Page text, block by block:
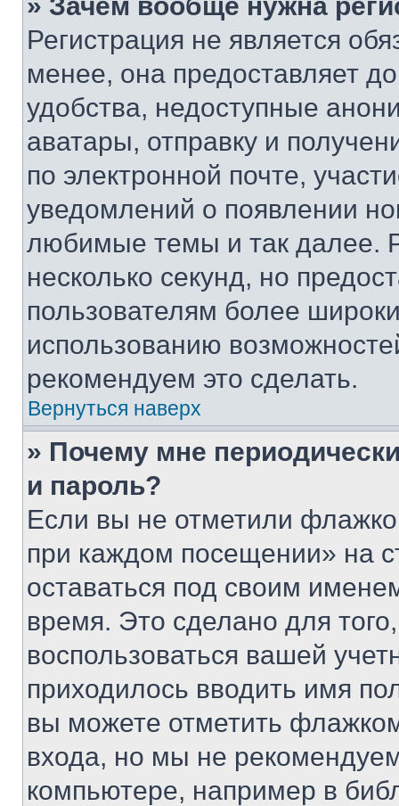
Регистрация не является
менее, она предоставляет
удобства, недоступные
аватары, отправку и
по электронной почте,
уведомлений о появлении
любимые темы и так далее.
несколько секунд, но
пользователям более
использованию
рекомендуем это сделать.
Вернуться наверх
» Почему мне
и пароль?
Если вы не отметили
при каждом посещении» на
оставаться под своим
время. Это сделано для
воспользоваться вашей
приходилось вводить имя
вы можете отметить
входа, но мы не
компьютере, например в